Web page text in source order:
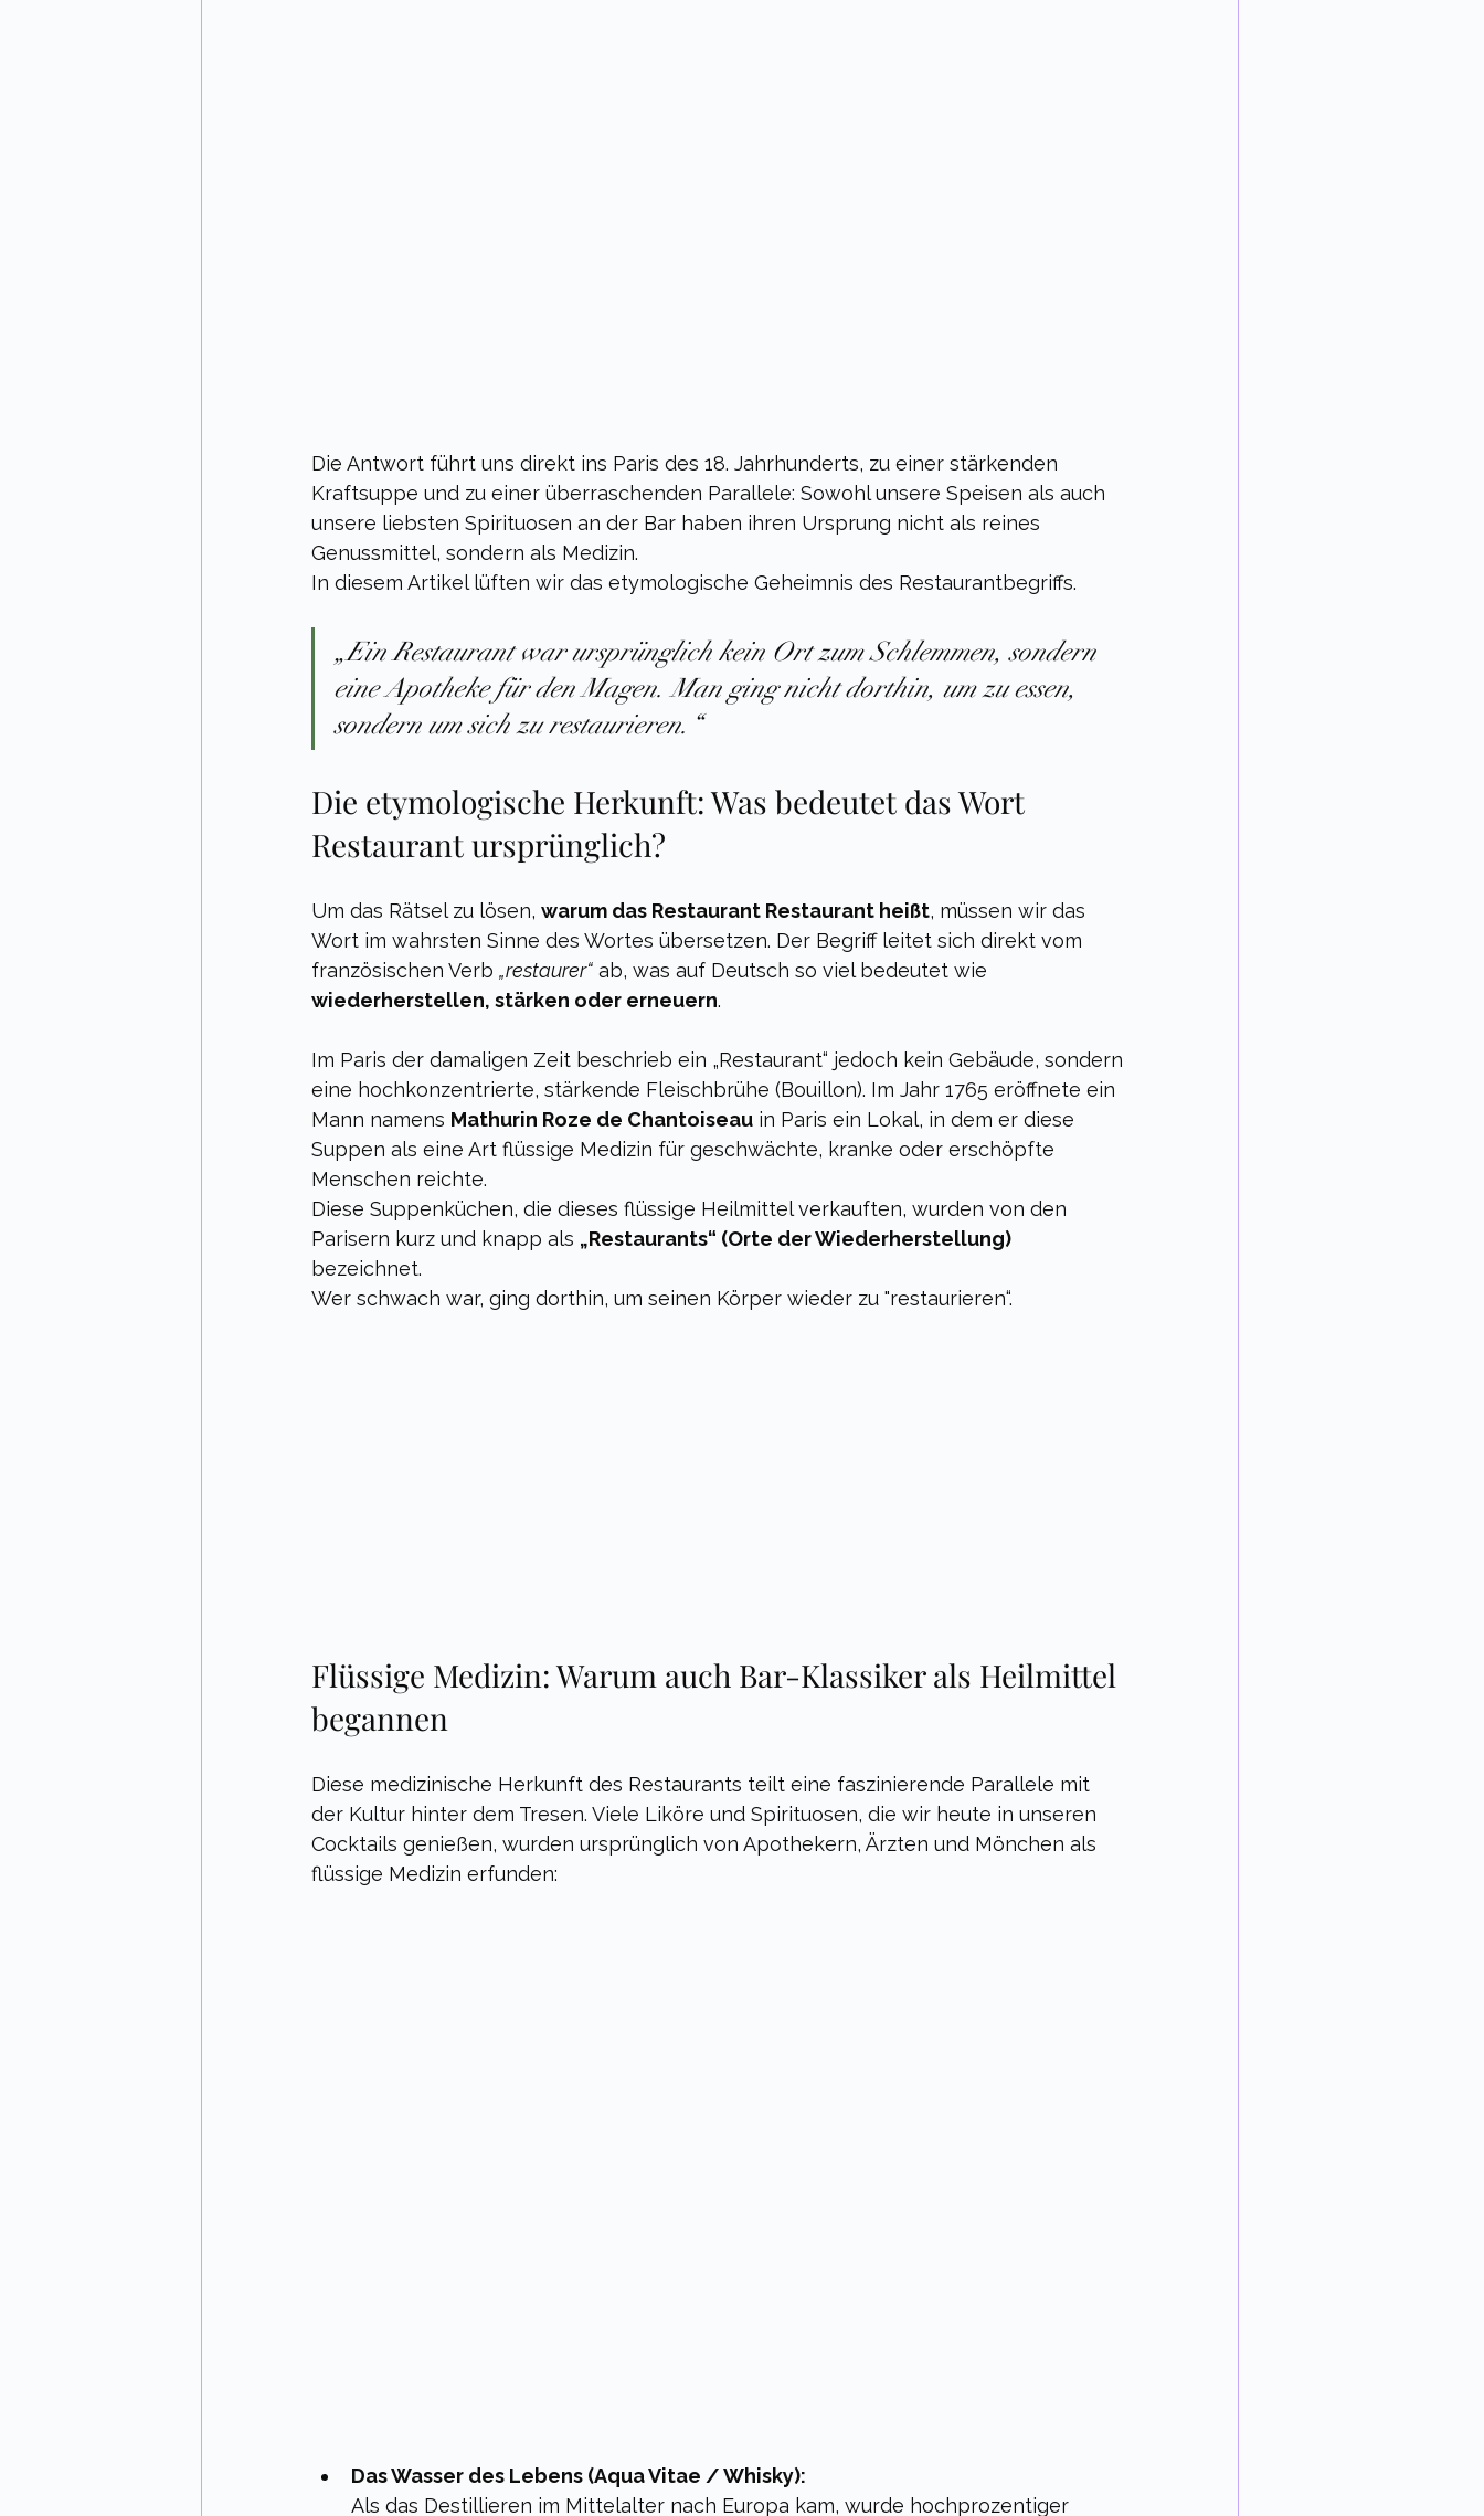
Die Antwort führt uns direkt ins Paris des 18. Jahrhunderts, zu einer stärkenden
Kraftsuppe und zu einer überraschenden Parallele: Sowohl unsere Speisen als auch
unsere liebsten Spirituosen an der Bar haben ihren Ursprung nicht als reines
Genussmittel, sondern als Medizin.
In diesem Artikel lüften wir das etymologische Geheimnis des Restaurantbegriffs.
„Ein Restaurant war ursprünglich kein Ort zum Schlemmen, sondern
eine Apotheke für den Magen. Man ging nicht dorthin, um zu essen,
sondern um sich zu restaurieren.“
Die etymologische Herkunft: Was bedeutet das Wort
Restaurant ursprünglich?
Um das Rätsel zu lösen, warum das Restaurant Restaurant heißt, müssen wir das
Wort im wahrsten Sinne des Wortes übersetzen. Der Begriff leitet sich direkt vom
französischen Verb „restaurer“ ab, was auf Deutsch so viel bedeutet wie
wiederherstellen, stärken oder erneuern.
Im Paris der damaligen Zeit beschrieb ein „Restaurant“ jedoch kein Gebäude, sondern
eine hochkonzentrierte, stärkende Fleischbrühe (Bouillon). Im Jahr 1765 eröffnete ein
Mann namens Mathurin Roze de Chantoiseau in Paris ein Lokal, in dem er diese
Suppen als eine Art flüssige Medizin für geschwächte, kranke oder erschöpfte
Menschen reichte.
Diese Suppenküchen, die dieses flüssige Heilmittel verkauften, wurden von den
Parisern kurz und knapp als „Restaurants“ (Orte der Wiederherstellung)
bezeichnet.
Wer schwach war, ging dorthin, um seinen Körper wieder zu "restaurieren“.
Flüssige Medizin: Warum auch Bar-Klassiker als Heilmittel
begannen
Diese medizinische Herkunft des Restaurants teilt eine faszinierende Parallele mit
der Kultur hinter dem Tresen. Viele Liköre und Spirituosen, die wir heute in unseren
Cocktails genießen, wurden ursprünglich von Apothekern, Ärzten und Mönchen als
flüssige Medizin erfunden:
Das Wasser des Lebens (Aqua Vitae / Whisky):
Als das Destillieren im Mittelalter nach Europa kam, wurde hochprozentiger